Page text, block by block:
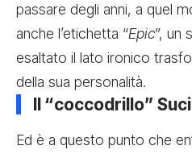
passare degli anni, a quel
anche l’etichetta “Epic”, un
esaltato il lato ironico
della sua personalità.
Il “coccodrillo”
Ed è a questo punto che